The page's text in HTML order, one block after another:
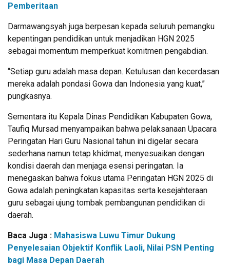
Pemberitaan
Darmawangsyah juga berpesan kepada seluruh pemangku
kepentingan pendidikan untuk menjadikan HGN 2025
sebagai momentum memperkuat komitmen pengabdian.
“Setiap guru adalah masa depan. Ketulusan dan kecerdasan
mereka adalah pondasi Gowa dan Indonesia yang kuat,”
pungkasnya.
Sementara itu Kepala Dinas Pendidikan Kabupaten Gowa,
Taufiq Mursad menyampaikan bahwa pelaksanaan Upacara
Peringatan Hari Guru Nasional tahun ini digelar secara
sederhana namun tetap khidmat, menyesuaikan dengan
kondisi daerah dan menjaga esensi peringatan. Ia
menegaskan bahwa fokus utama Peringatan HGN 2025 di
Gowa adalah peningkatan kapasitas serta kesejahteraan
guru sebagai ujung tombak pembangunan pendidikan di
daerah.
Baca Juga : Mahasiswa Luwu Timur Dukung
Penyelesaian Objektif Konflik Laoli, Nilai PSN Penting
bagi Masa Depan Daerah